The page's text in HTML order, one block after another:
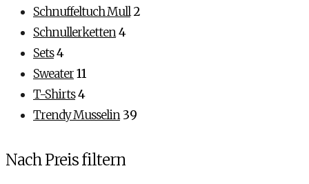
Schnuffeltuch Mull 2
Schnullerketten4
Sets4
Sweater11
T-Shirts4
Trendy Musselin39
Nach Preis filtern